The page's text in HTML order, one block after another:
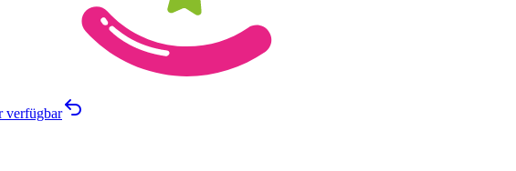
verfügbar